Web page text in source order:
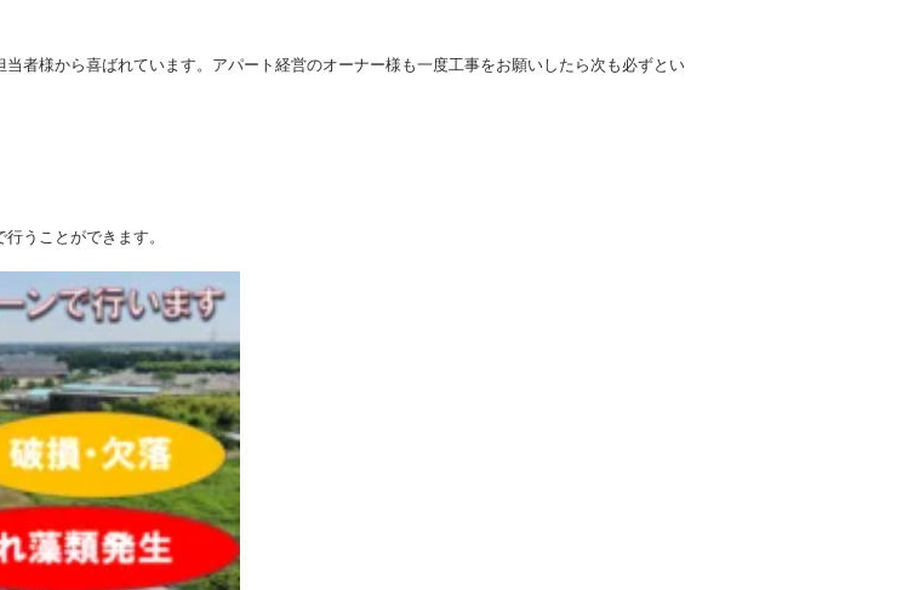
者様から喜ばれています。アパート経営のオーナー様も一度工事をお願いしたら次も必ずとい
うことができます。